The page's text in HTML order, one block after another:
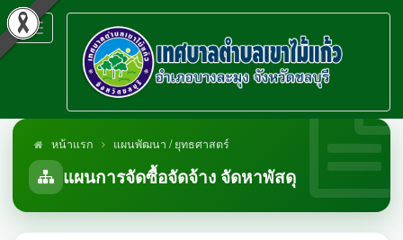
Toggle
navigation
หน้าแรก แผนพัฒนา / ยุทธศาสตร์
แผนการจัดซื้อจัดจ้าง จัดหาพัสดุ